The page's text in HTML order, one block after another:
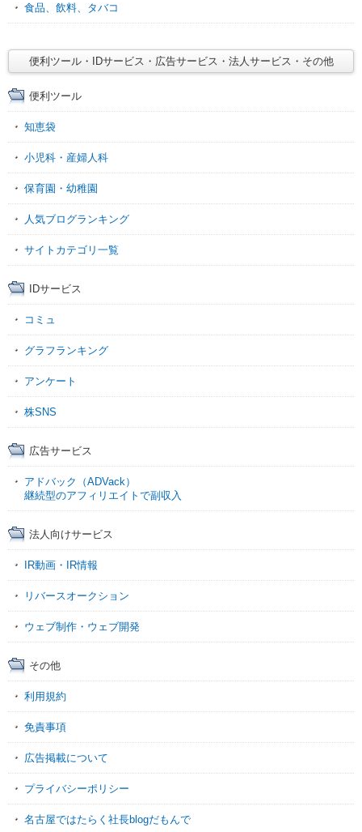
食品、飲料、タバコ
便利ツール・IDサービス・広告サービス・法人サービス・その他
便利ツール
知恵袋
小児科・産婦人科
保育園・幼稚園
人気ブログランキング
サイトカテゴリ一覧
IDサービス
コミュ
グラフランキング
アンケート
株SNS
広告サービス
アドバック（ADVack）
継続型のアフィリエイトで副収入
法人向けサービス
IR動画・IR情報
リバースオークション
ウェブ制作・ウェブ開発
その他
利用規約
免責事項
広告掲載について
プライバシーポリシー
名古屋ではたらく社長blogだもんで